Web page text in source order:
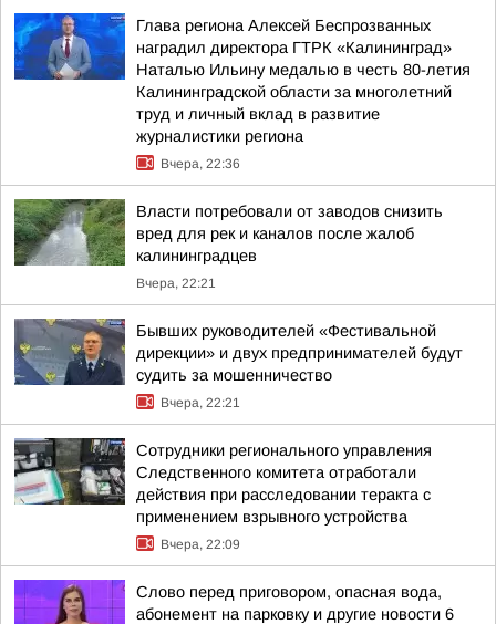
Глава региона Алексей Беспрозванных
наградил директора ГТРК «Калининград»
Наталью Ильину медалью в честь 80-летия
Калининградской области за многолетний
труд и личный вклад в развитие
журналистики региона
Вчера, 22:36
Власти потребовали от заводов снизить
вред для рек и каналов после жалоб
калининградцев
Вчера, 22:21
Бывших руководителей «Фестивальной
дирекции» и двух предпринимателей будут
судить за мошенничество
Вчера, 22:21
Сотрудники регионального управления
Следственного комитета отработали
действия при расследовании теракта с
применением взрывного устройства
Вчера, 22:09
Слово перед приговором, опасная вода,
абонемент на парковку и другие новости 6